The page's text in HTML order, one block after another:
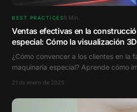
BEST PRACTICES8 Min.
Ventas efectivas en la
especial: Cómo la visualización
de venta
¿Cómo convencer a los clientes en la
maquinaria especial? Aprende cómo
21 de enero de 2025